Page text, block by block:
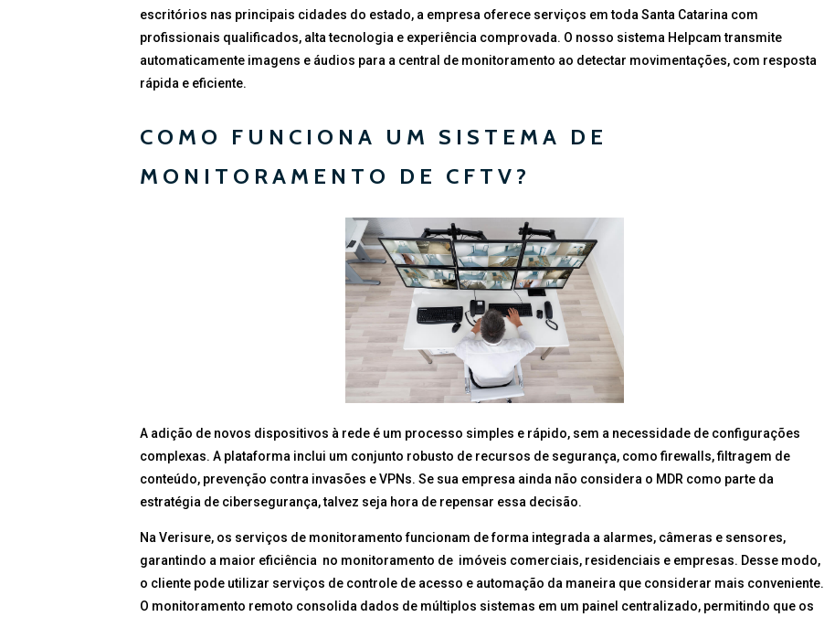
escritórios nas principais cidades do estado, a empresa oferece serviços em toda Santa Catarina com
profissionais qualificados, alta tecnologia e experiência comprovada. O nosso sistema Helpcam transmite
automaticamente imagens e áudios para a central de monitoramento ao detectar movimentações, com resposta
rápida e eficiente.
COMO FUNCIONA UM SISTEMA DE
MONITORAMENTO DE CFTV?
A adição de novos dispositivos à rede é um processo simples e rápido, sem a necessidade de configurações
complexas. A plataforma inclui um conjunto robusto de recursos de segurança, como firewalls, filtragem de
conteúdo, prevenção contra invasões e VPNs. Se sua empresa ainda não considera o MDR como parte da
estratégia de cibersegurança, talvez seja hora de repensar essa decisão.
Na Verisure, os serviços de monitoramento funcionam de forma integrada a alarmes, câmeras e sensores,
garantindo a maior eficiência no monitoramento de imóveis comerciais, residenciais e empresas. Desse modo,
o cliente pode utilizar serviços de controle de acesso e automação da maneira que considerar mais conveniente.
O monitoramento remoto consolida dados de múltiplos sistemas em um painel centralizado, permitindo que os